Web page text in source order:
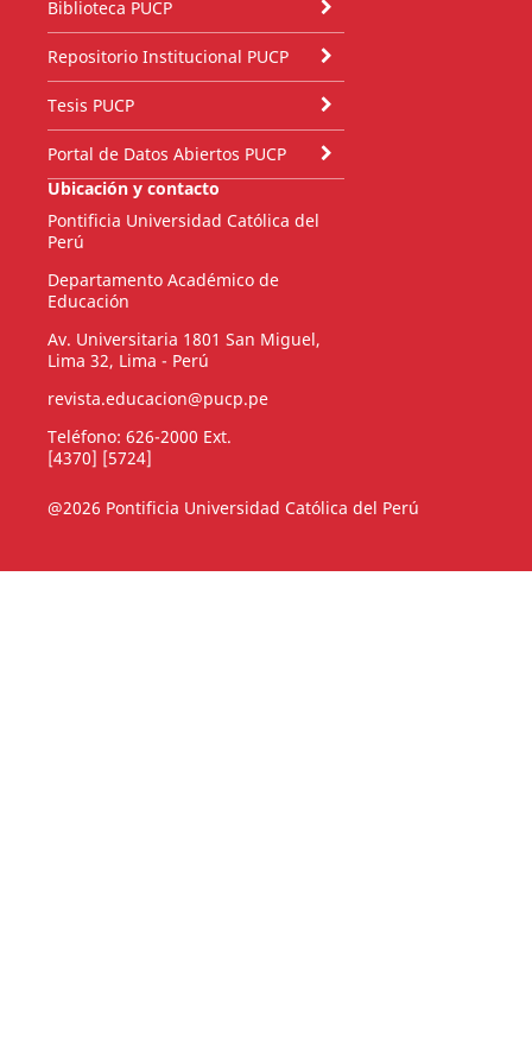
Biblioteca PUCP
Repositorio Institucional PUCP
Tesis PUCP
Portal de Datos Abiertos PUCP
Ubicación y contacto
Pontificia Universidad Católica del
Perú
Departamento Académico de
Educación
Av. Universitaria 1801 San Miguel,
Lima 32, Lima - Perú
revista.educacion@pucp.pe
Teléfono: 626-2000 Ext.
[4370] [5724]
@2026 Pontificia Universidad Católica del Perú